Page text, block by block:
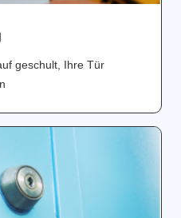
geschult, Ihre Tür